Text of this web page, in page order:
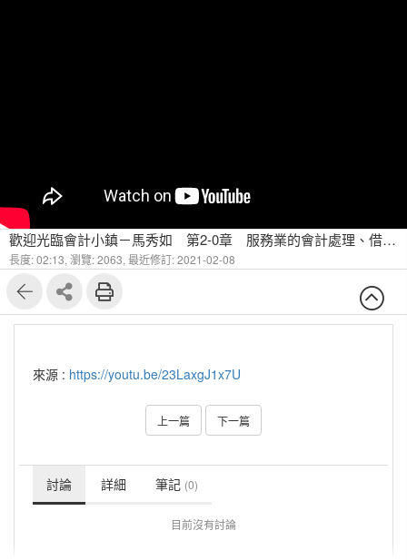
歡迎光臨會計小鎮－馬秀如 第2-0章 服務業的會計處理、借貸法則與會計循環 課程介紹
長度: 02:13, 瀏覽: 2063, 最近修訂: 2021-02-08
來源 : https://youtu.be/23LaxgJ1x7U
上一篇 下一篇
討論 詳細 筆記 (0)
目前沒有討論